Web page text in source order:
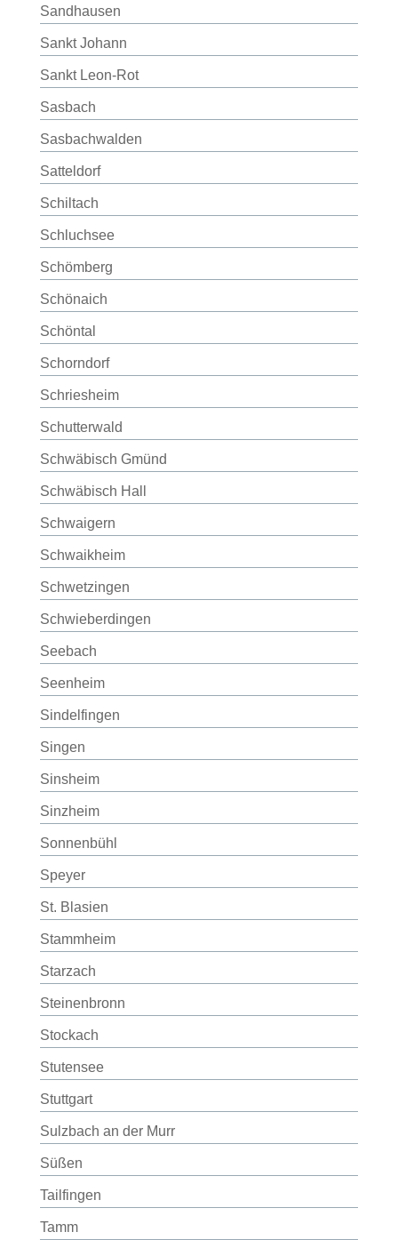
Sandhausen
Sankt Johann
Sankt Leon-Rot
Sasbach
Sasbachwalden
Satteldorf
Schiltach
Schluchsee
Schömberg
Schönaich
Schöntal
Schorndorf
Schriesheim
Schutterwald
Schwäbisch Gmünd
Schwäbisch Hall
Schwaigern
Schwaikheim
Schwetzingen
Schwieberdingen
Seebach
Seenheim
Sindelfingen
Singen
Sinsheim
Sinzheim
Sonnenbühl
Speyer
St. Blasien
Stammheim
Starzach
Steinenbronn
Stockach
Stutensee
Stuttgart
Sulzbach an der Murr
Süßen
Tailfingen
Tamm